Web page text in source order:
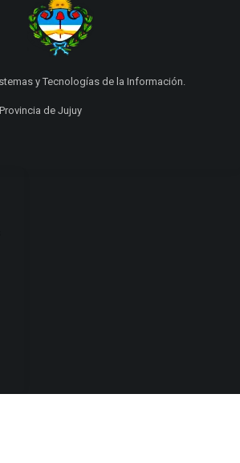
y Tecnologías de la Información.
de Jujuy